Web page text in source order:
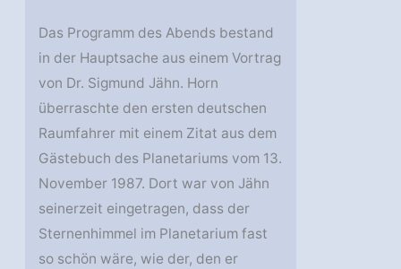
Das Programm des Abends bestand
in der Hauptsache aus einem Vortrag
von Dr. Sigmund Jähn. Horn
überraschte den ersten deutschen
Raumfahrer mit einem Zitat aus dem
Gästebuch des Planetariums vom 13.
November 1987. Dort war von Jähn
seinerzeit eingetragen, dass der
Sternenhimmel im Planetarium fast
so schön wäre, wie der, den er